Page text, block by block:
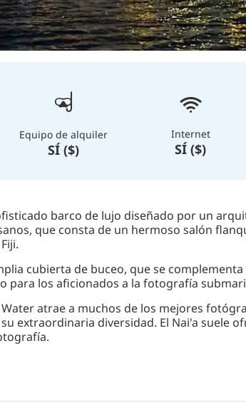
Equipo de alquiler
SÍ ($)
Internet
SÍ ($)
barco de lujo diseñado por un
que consta de un hermoso salón
cubierta de buceo, que se complementa
para los aficionados a la fotografía
atrae a muchos de los mejores
extraordinaria diversidad. El Nai'a suele
paisajes marinos realizando